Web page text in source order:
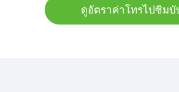
ดูอัตราค่าโทรไปซิมบั